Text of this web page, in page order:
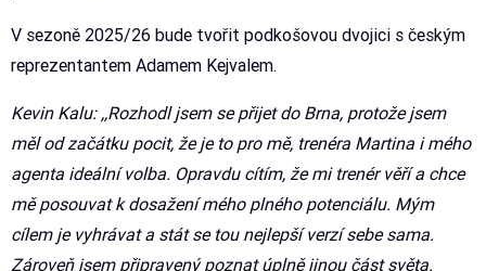
V sezoně 2025/26 bude tvořit podkošovou dvojici s českým
reprezentantem Adamem Kejvalem.
Kevin Kalu: ,,Rozhodl jsem se přijet do Brna, protože jsem
měl od začátku pocit, že je to pro mě, trenéra Martina i mého
agenta ideální volba. Opravdu cítím, že mi trenér věří a chce
mě posouvat k dosažení mého plného potenciálu. Mým
cílem je vyhrávat a stát se tou nejlepší verzí sebe sama.
Zároveň jsem připravený poznat úplně jinou část světa.